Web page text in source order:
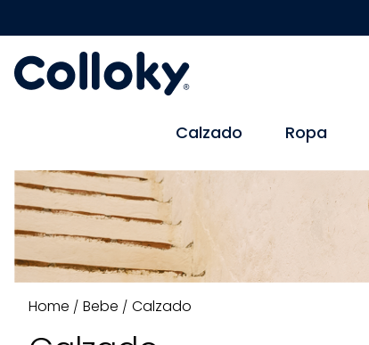
Calzado Ropa
Bebe Calzado